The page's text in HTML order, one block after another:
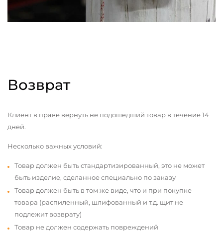
Возврат
Клиент в праве вернуть не подошедший товар в течение 14
дней.
Несколько важных условий:
Товар должен быть стандартизированный, это не может
быть изделие, сделанное специально по заказу
Товар должен быть в том же виде, что и при покупке
товара (распиленный, шлифованный и т.д. щит не
подлежит возврату)
Товар не должен содержать повреждений